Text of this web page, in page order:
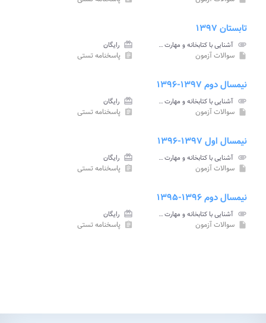
تابستان ۱۳۹۷
attachment آشنایی با کتابخانه و مهارت های سواد اطلاعاتی پیام نور card_giftcard رایگان
insert_drive_file سوالات آزمون assignment پاسخنامه تستی
نیمسال دوم ۱۳۹۷-۱۳۹۶
attachment آشنایی با کتابخانه و مهارت های سواد اطلاعاتی پیام نور card_giftcard رایگان
insert_drive_file سوالات آزمون assignment پاسخنامه تستی
نیمسال اول ۱۳۹۷-۱۳۹۶
attachment آشنایی با کتابخانه و مهارت های سواد اطلاعاتی پیام نور card_giftcard رایگان
insert_drive_file سوالات آزمون assignment پاسخنامه تستی
نیمسال دوم ۱۳۹۶-۱۳۹۵
attachment آشنایی با کتابخانه و مهارت های سواد اطلاعاتی پیام نور card_giftcard رایگان
insert_drive_file سوالات آزمون assignment پاسخنامه تستی